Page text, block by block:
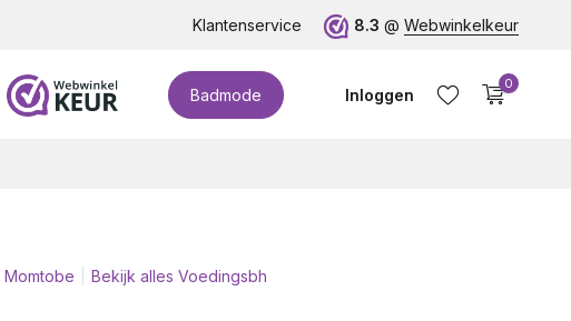
Grote cupmaten (t/m cup M)!
Klantenservice 8.3 @ Webwinkelkeur
Badmode Inloggen
0
Momtobe Bekijk alles Voedingsbh